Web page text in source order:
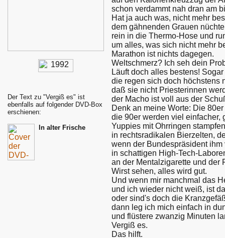
Der Text zu "Vergiß es" ist
ebenfalls auf folgender DVD-Box
erschienen:
In alter Frische
schon verdammt nah dran am
Hat ja auch was, nicht mehr
dem gähnenden Grauen
rein in die Thermo-Hose und
um alles, was sich nicht mehr
Marathon ist nichts dagegen.
Weltschmerz? Ich seh dein
Läuft doch alles bestens!
die regen sich doch höchstens
daß sie nicht Priesterinnen
der Macho ist voll aus der
Denk an meine Worte: Die
die 90er werden viel einfacher,
Yuppies mit Ohrringen
in rechtsradikalen Bierzelten,
wenn der Bundespräsident
in schattigen High-Tech-
an der Mentalzigarette und der
Wirst sehen, alles wird gut.
Und wenn mir manchmal das
und ich wieder nicht weiß, ist
oder sind's doch die
dann leg ich mich einfach in
und flüstere zwanzig Minuten
Vergiß es.
Das hilft.